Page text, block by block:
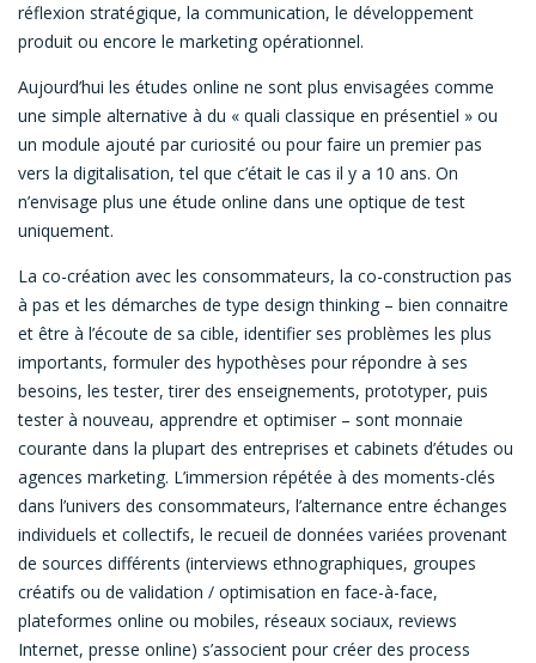
réflexion stratégique, la communication, le développement
produit ou encore le marketing opérationnel.
Aujourd’hui les études online ne sont plus envisagées comme
une simple alternative à du « quali classique en présentiel » ou
un module ajouté par curiosité ou pour faire un premier pas
vers la digitalisation, tel que c’était le cas il y a 10 ans. On
n’envisage plus une étude online dans une optique de test
uniquement.
La co-création avec les consommateurs, la co-construction pas
à pas et les démarches de type design thinking – bien connaitre
et être à l’écoute de sa cible, identifier ses problèmes les plus
importants, formuler des hypothèses pour répondre à ses
besoins, les tester, tirer des enseignements, prototyper, puis
tester à nouveau, apprendre et optimiser – sont monnaie
courante dans la plupart des entreprises et cabinets d’études ou
agences marketing. L’immersion répétée à des moments-clés
dans l’univers des consommateurs, l’alternance entre échanges
individuels et collectifs, le recueil de données variées provenant
de sources différents (interviews ethnographiques, groupes
créatifs ou de validation / optimisation en face-à-face,
plateformes online ou mobiles, réseaux sociaux, reviews
Internet, presse online) s’associent pour créer des process